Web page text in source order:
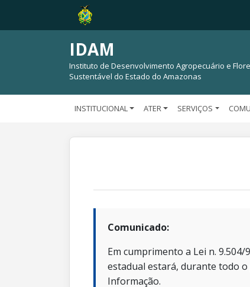
IDAM
Instituto de Desenvolvimento Agropecuário e
Sustentável do Estado do Amazonas
INSTITUCIONAL ATER SERVIÇOS
Comunicado:
Em cumprimento a Lei n.
estadual estará, durante todo
Informação.